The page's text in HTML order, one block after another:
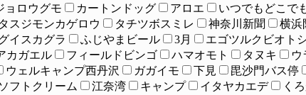
ョロウグモ カートンドッグ アロエ いつでもどこで
スジモンカゲロウ タチツボスミレ 神奈川新聞 横浜
イスカグラ ふじやまビール 3月 エゴツルクビオト
カガエル フィールドビンゴ ハマオモト タヌキ ウ
ウェルキャンプ西丹沢 ガガイモ 下見 毘沙門バス停
ソフトクリーム 江奈湾 キャンプ イタヤカエデ く